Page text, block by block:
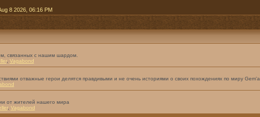
8 2026, 06:16 PM
связанных с нашим шардом.
, Vagabond
отважные герои делятся правдивыми и не очень историями о своих похождениях по миру Gem'а.
от жителей нашего мира
, Vagabond